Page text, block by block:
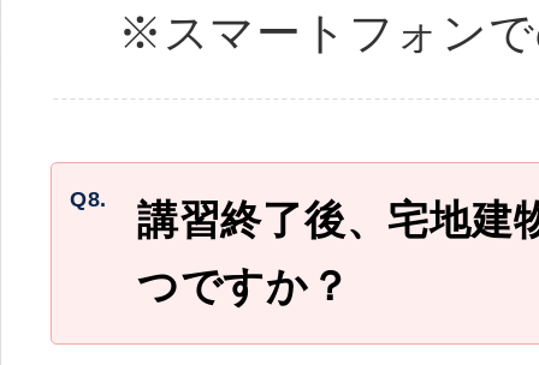
※スマートフォン
Q8.
講習終了後、宅地建
つですか？